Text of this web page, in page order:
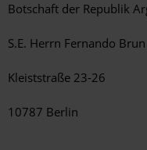
Botschaft der Republik
S.E. Herrn Fernando Brun
Kleiststraße 23-26
10787 Berlin